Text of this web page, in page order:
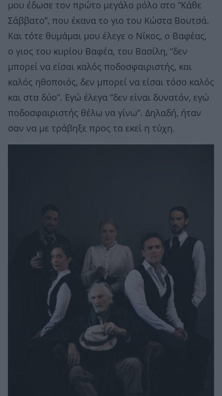
μου έδωσε τον πρώτο μεγάλο ρόλο στο “Κάθε
Σάββατο”, που έκανα το γιο του Κώστα Βουτσά.
Και τότε θυμάμαι μου έλεγε ο Νίκος, ο Βαφέας,
ο γιος του κυρίου Βαφέα, του Βασίλη, “δεν
μπορεί να είσαι καλός ποδοσφαιριστής, και
καλός ηθοποιός, δεν μπορεί να είσαι τόσο καλός
και στα δύο”. Εγώ έλεγα “δεν είναι δυνατόν, εγώ
ποδοσφαιριστής θέλω να γίνω”. Δηλαδή, ήταν
σαν να με τράβηξε προς τα εκεί η τύχη.